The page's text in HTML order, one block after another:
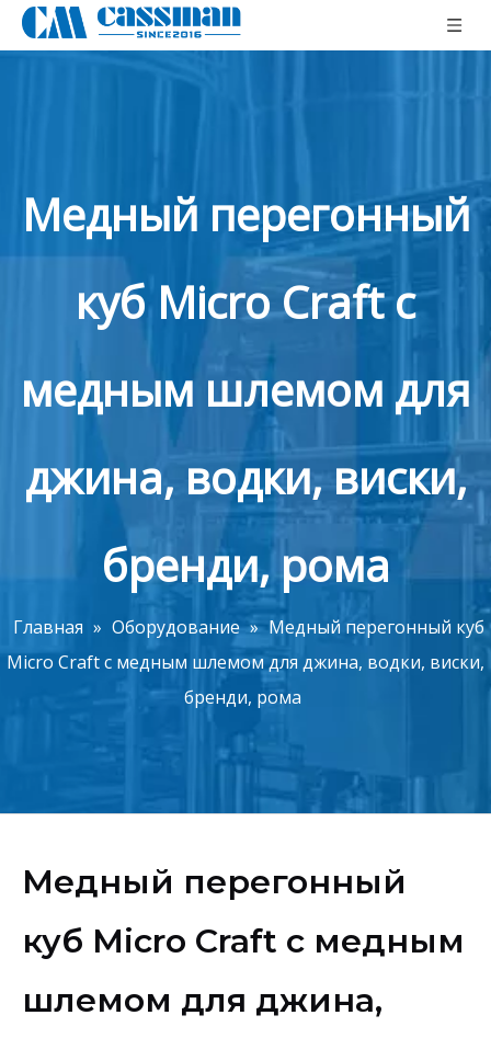
Медный перегонный
куб Micro Craft с
медным шлемом для
джина, водки, виски,
бренди, рома
Главная » Оборудование » Медный перегонный куб
Micro Craft с медным шлемом для джина, водки, виски,
бренди, рома
Медный перегонный
куб Micro Craft с медным
шлемом для джина,